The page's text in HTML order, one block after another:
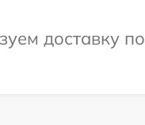
доставку по